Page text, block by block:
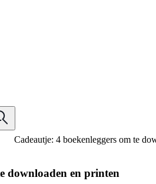
Cadeautje: 4 boekenleggers om te
downloaden en printen